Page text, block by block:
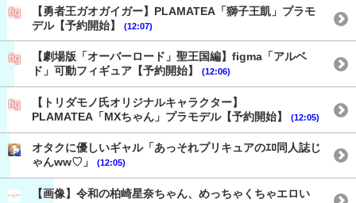
【勇者王ガオガイガー】PLAMATEA「獅子王凱」プラモ
デル【予約開始】
(12:07)
【劇場版「オーバーロード」聖王国編】figma「アルベ
ド」可動フィギュア【予約開始】
(12:06)
【トリダモノ氏オリジナルキャラクター】
PLAMATEA「MXちゃん」プラモデル【予約開始】
(12:05)
オタクに優しいギャル「あっそれプリキュアのｴﾛ同人誌じ
ゃんww♡」
(12:05)
【画像】令和の柏崎星奈ちゃん、めっちゃくちゃエロい